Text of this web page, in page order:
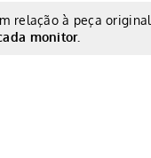
relação à peça original
monitor.